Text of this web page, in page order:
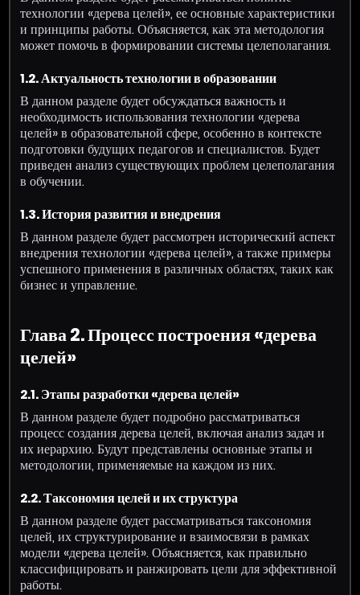
технологии «дерева целей», ее основные характеристики
и принципы работы. Объясняется, как эта методология
может помочь в формировании системы целеполагания.
1.2. Актуальность технологии в образовании
В данном разделе будет обсуждаться важность и
необходимость использования технологии «дерева
целей» в образовательной сфере, особенно в контексте
подготовки будущих педагогов и специалистов. Будет
приведен анализ существующих проблем целеполагания
в обучении.
1.3. История развития и внедрения
В данном разделе будет рассмотрен исторический аспект
внедрения технологии «дерева целей», а также примеры
успешного применения в различных областях, таких как
бизнес и управление.
Глава 2. Процесс построения «дерева
целей»
2.1. Этапы разработки «дерева целей»
В данном разделе будет подробно рассматриваться
процесс создания дерева целей, включая анализ задач и
их иерархию. Будут представлены основные этапы и
методологии, применяемые на каждом из них.
2.2. Таксономия целей и их структура
В данном разделе будет рассматриваться таксономия
целей, их структурирование и взаимосвязи в рамках
модели «дерева целей». Объясняется, как правильно
классифицировать и ранжировать цели для эффективной
работы.